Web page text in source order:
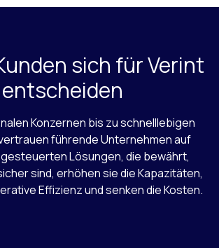
sich für Verint
entscheiden
Konzernen bis zu schnelllebigen
führende Unternehmen auf
gesteuerten Lösungen, die bewährt,
sind, erhöhen sie die Kapazitäten,
Effizienz und senken die Kosten.